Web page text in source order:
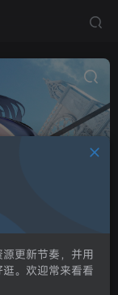
更新节奏，并用
。欢迎常来看看